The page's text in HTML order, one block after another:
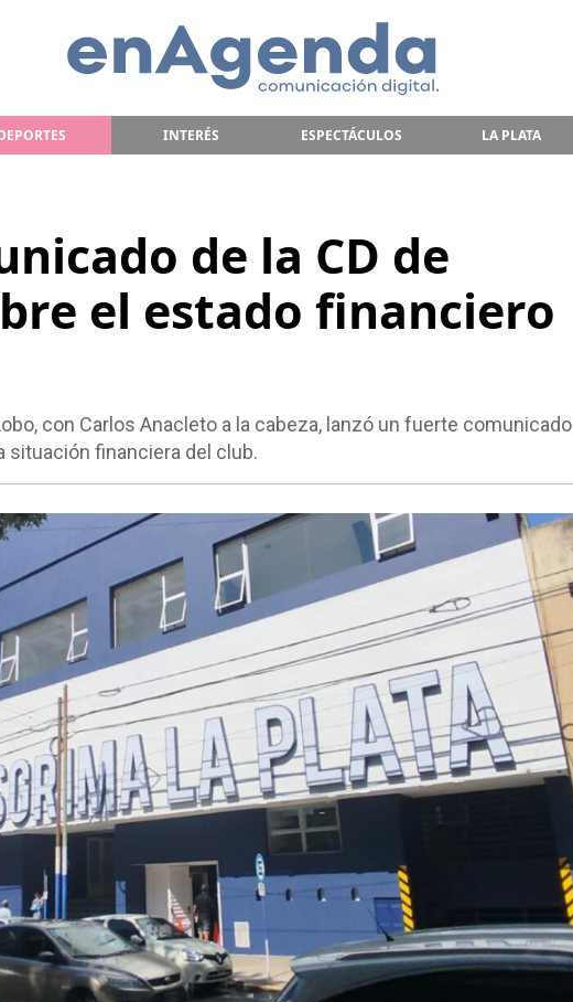
INTERÉS ESPECTÁCULOS LA PLATA
de la CD de
el estado financiero
con Carlos Anacleto a la cabeza, lanzó un fuerte comunicado
situación financiera del club.